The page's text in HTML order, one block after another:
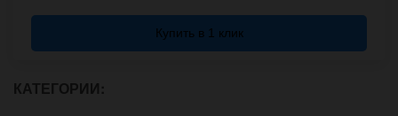
Купить в 1 клик
КАТЕГОРИИ: